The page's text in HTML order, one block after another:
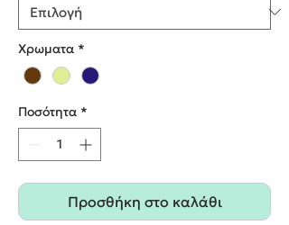
Χρωματα *
Ποσότητα *
Προσθήκη στο καλάθι